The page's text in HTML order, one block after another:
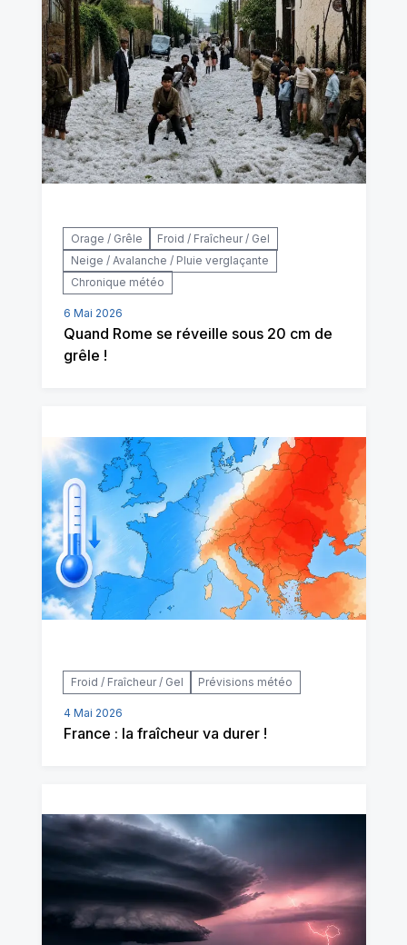
Orage / Grêle
Froid / Fraîcheur / Gel
Neige / Avalanche / Pluie verglaçante
Chronique météo
6 Mai 2026
Quand Rome se réveille sous 20 cm de
grêle !
Froid / Fraîcheur / Gel Prévisions météo
4 Mai 2026
France : la fraîcheur va durer !